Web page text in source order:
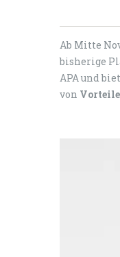
Ab Mitte
bisherige
APA und
von